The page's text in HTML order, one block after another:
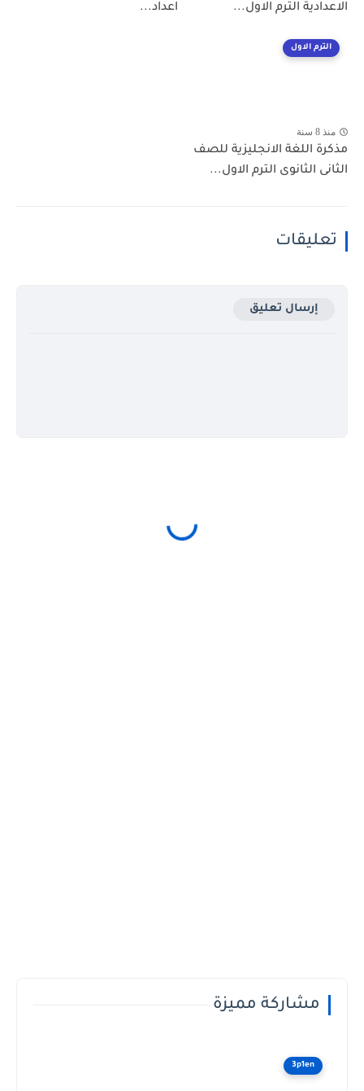
الاعدادية الترم الاول...
اعداد...
الترم الاول
منذ 8 سنة
مذكرة اللغة الانجليزية للصف
الثانى الثانوى الترم الاول...
تعليقات
إرسال تعليق
مشاركة مميزة
3p1en